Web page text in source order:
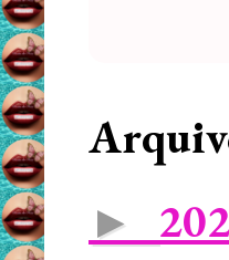
►